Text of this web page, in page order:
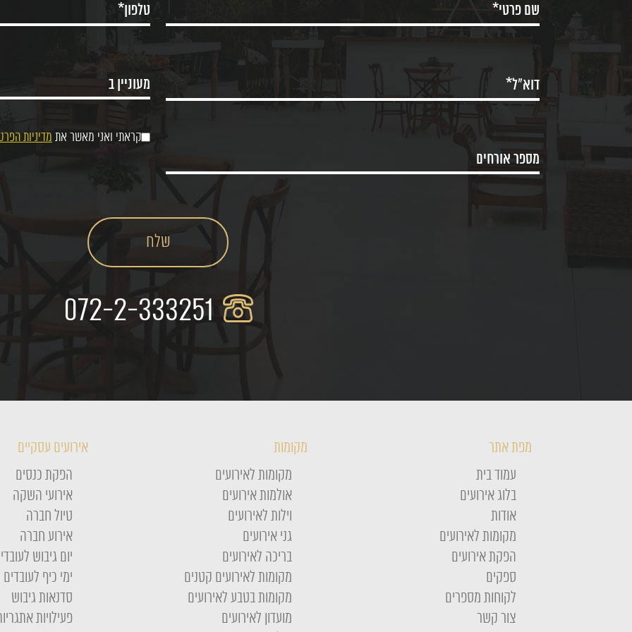
קראתי ואני מאשר את מדיניות
מפת אתר
עמוד בית
בלוג אירועים
אודות
מקומות לאירועים
הפקת אירועים
ספקים
לקוחות מספרים
צור קשר
מקומות
מקומות לאירועים
אולמות אירועים
וילות לאירועים
גני אירועים
בריכה לאירועים
מקומות לאירועים קטנים
מקומות בטבע לאירועים
מועדון לאירועים
אירועים עסקיים
הפקת כנסים
אירועי השקה
טיול חברה
אירוע חברה
יום גיבוש
ימי כיף לעובדים
סדנאות גיבוש
פעילויות